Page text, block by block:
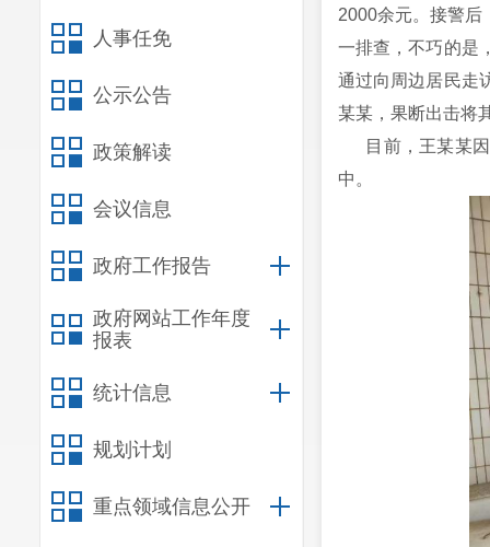
人事任免
公示公告
政策解读
会议信息
政府工作报告
政府网站工作年度
报表
统计信息
规划计划
重点领域信息公开
2000余元。接警后
一排查，不巧的是
通过向周边居民走
某某，果断出击将
目前，王某某因
中。